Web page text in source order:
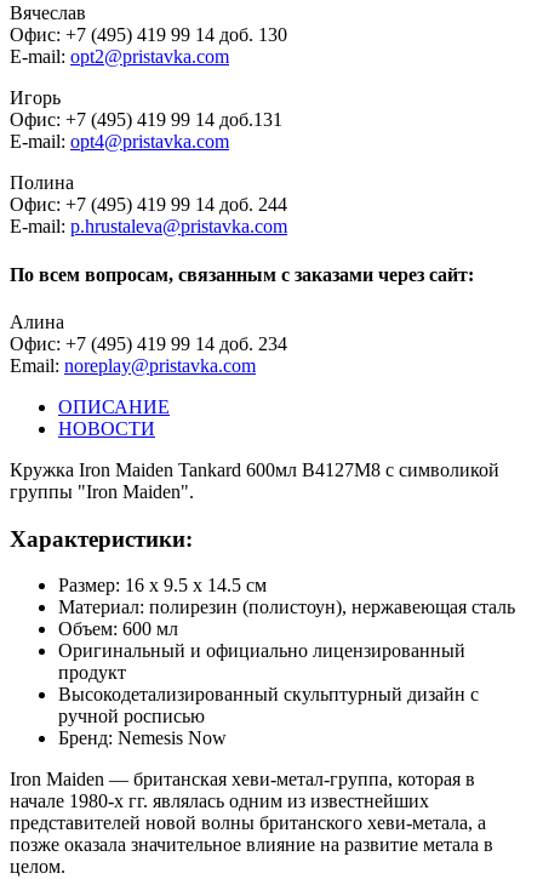
Вячеслав
Офис: +7 (495) 419 99 14 доб. 130
E-mail: opt2@pristavka.com
Игорь
Офис: +7 (495) 419 99 14 доб.131
E-mail: opt4@pristavka.com
Полина
Офис: +7 (495) 419 99 14 доб. 244
E-mail: p.hrustaleva@pristavka.com
По всем вопросам, связанным с заказами через сайт:
Алина
Офис: +7 (495) 419 99 14 доб. 234
Email: noreplay@pristavka.com
ОПИСАНИЕ
НОВОСТИ
Кружка Iron Maiden Tankard 600мл B4127M8 с символикой
группы "Iron Maiden".
Характеристики:
Размер: 16 x 9.5 x 14.5 см
Материал: полирезин (полистоун), нержавеющая сталь
Объем: 600 мл
Оригинальный и официально лицензированный
продукт
Высокодетализированный скульптурный дизайн с
ручной росписью
Бренд: Nemesis Now
Iron Maiden — британская хеви-метал-группа, которая в
начале 1980-х гг. являлась одним из известнейших
представителей новой волны британского хеви-метала, а
позже оказала значительное влияние на развитие метала в
целом.